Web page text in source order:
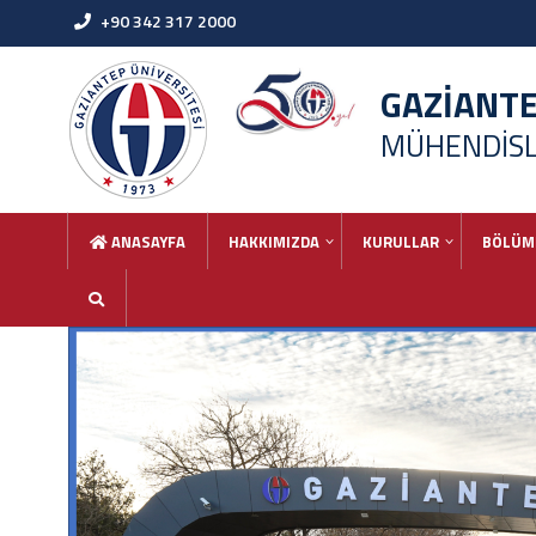
+90 342 317 2000
ANASAYFA HAKKIMIZDA KURULLAR